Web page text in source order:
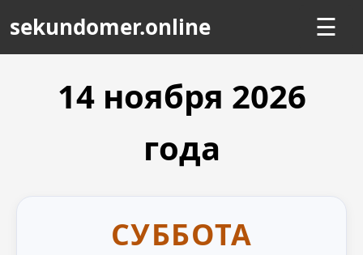
sekundomer.online ☰
14 ноября 2026
года
СУББОТА